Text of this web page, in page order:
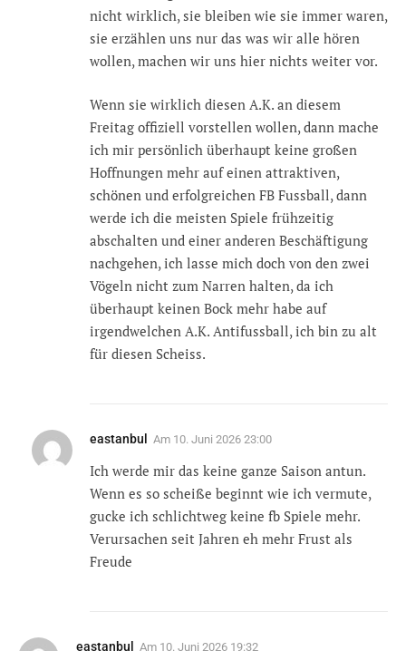
nicht wirklich, sie bleiben wie sie immer waren,
sie erzählen uns nur das was wir alle hören
wollen, machen wir uns hier nichts weiter vor.
Wenn sie wirklich diesen A.K. an diesem
Freitag offiziell vorstellen wollen, dann mache
ich mir persönlich überhaupt keine großen
Hoffnungen mehr auf einen attraktiven,
schönen und erfolgreichen FB Fussball, dann
werde ich die meisten Spiele frühzeitig
abschalten und einer anderen Beschäftigung
nachgehen, ich lasse mich doch von den zwei
Vögeln nicht zum Narren halten, da ich
überhaupt keinen Bock mehr habe auf
irgendwelchen A.K. Antifussball, ich bin zu alt
für diesen Scheiss.
eastanbul Am 10. Juni 2026 23:00
Ich werde mir das keine ganze Saison antun.
Wenn es so scheiße beginnt wie ich vermute,
gucke ich schlichtweg keine fb Spiele mehr.
Verursachen seit Jahren eh mehr Frust als
Freude
eastanbul Am 10. Juni 2026 19:32